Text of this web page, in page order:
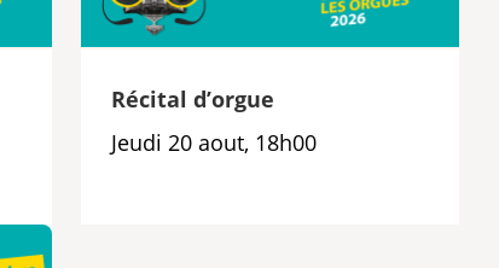
Récital d’orgue
Jeudi 20 aout, 18h00